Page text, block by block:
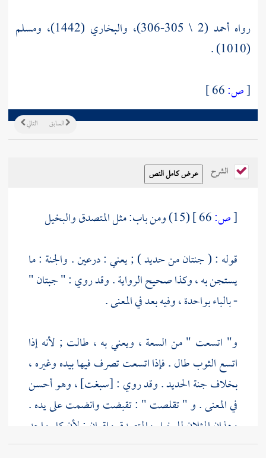
رواه أحمد (2 \ 305-306)، والبخاري (1442)، ومسلم
(1010) .
[ص:
التالي السابق
الشرح
[ص:
(15) ومن باب: مثل المتصدق والبخيل
قوله : ( جنتان من حديد ) ; يعني : درعين . والجنة : ما
يستجن به ، وكذا صحيح الرواية . وقد روي : " جبتان "
- بالباء بواحدة ، وفيه بعد في المعنى .
و" اتسعت " من السعة ، ويعني به ، طالت ; لأنه إذا
اتسع الثوب طال . فإذا اتسعت تصرف فيها بيده وغيره ،
بخلاف جنة الحديد . وقد روي : [سبغت] ، وهو أحسن
في المعنى . و " تقلصت " : تقبضت وانضمت على يده .
وهذان المثلان للبخيل والمتصدق واقعان ; لأن كل واحد
منهما إنما يتصرف بما يجد من نفسه ، فمن غلب الإعطاء